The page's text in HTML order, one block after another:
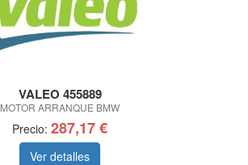
VALEO 455889
MOTOR ARRANQUE BMW
Precio: 287,17 €
Ver detalles